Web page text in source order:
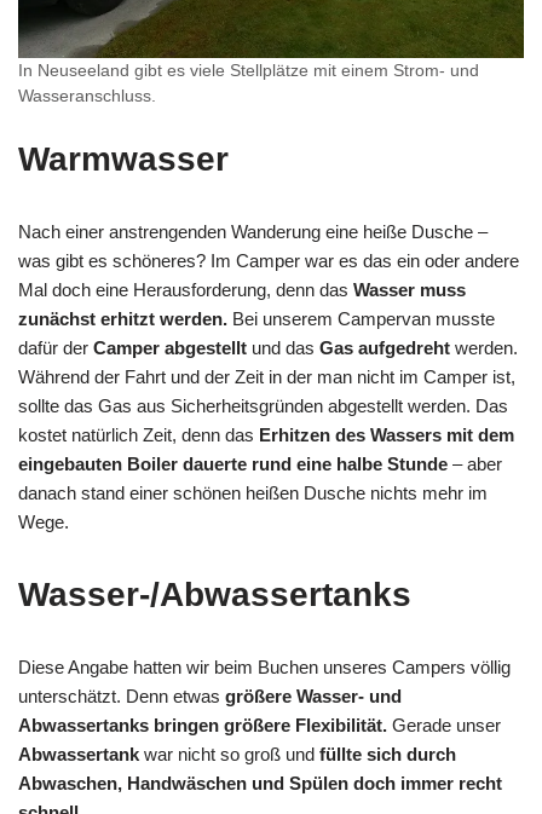
In Neuseeland gibt es viele Stellplätze mit einem Strom- und
Wasseranschluss.
Warmwasser
Nach einer anstrengenden Wanderung eine heiße Dusche –
was gibt es schöneres? Im Camper war es das ein oder andere
Mal doch eine Herausforderung, denn das Wasser muss
zunächst erhitzt werden. Bei unserem Campervan musste
dafür der Camper abgestellt und das Gas aufgedreht werden.
Während der Fahrt und der Zeit in der man nicht im Camper ist,
sollte das Gas aus Sicherheitsgründen abgestellt werden. Das
kostet natürlich Zeit, denn das Erhitzen des Wassers mit dem
eingebauten Boiler dauerte rund eine halbe Stunde – aber
danach stand einer schönen heißen Dusche nichts mehr im
Wege.
Wasser-/Abwassertanks
Diese Angabe hatten wir beim Buchen unseres Campers völlig
unterschätzt. Denn etwas größere Wasser- und
Abwassertanks bringen größere Flexibilität. Gerade unser
Abwassertank war nicht so groß und füllte sich durch
Abwaschen, Handwäschen und Spülen doch immer recht